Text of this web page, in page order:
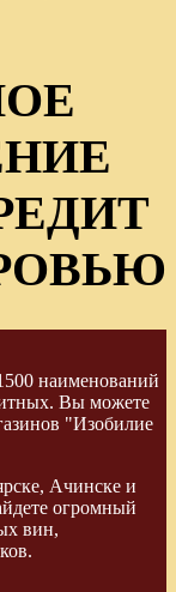
наименований
Вы можете
"Изобилие
Ачинске и
огромный
вин,